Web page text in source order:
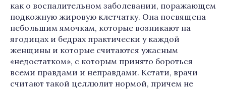
как о воспалительном заболевании, поражающем
подкожную жировую клетчатку. Она посвящена
небольшим ямочкам, которые возникают на
ягодицах и бедрах практически у каждой
женщины и которые считаются ужасным
«недостатком», с которым принято бороться
всеми правдами и неправдами. Кстати, врачи
считают такой целлюлит нормой, причем не